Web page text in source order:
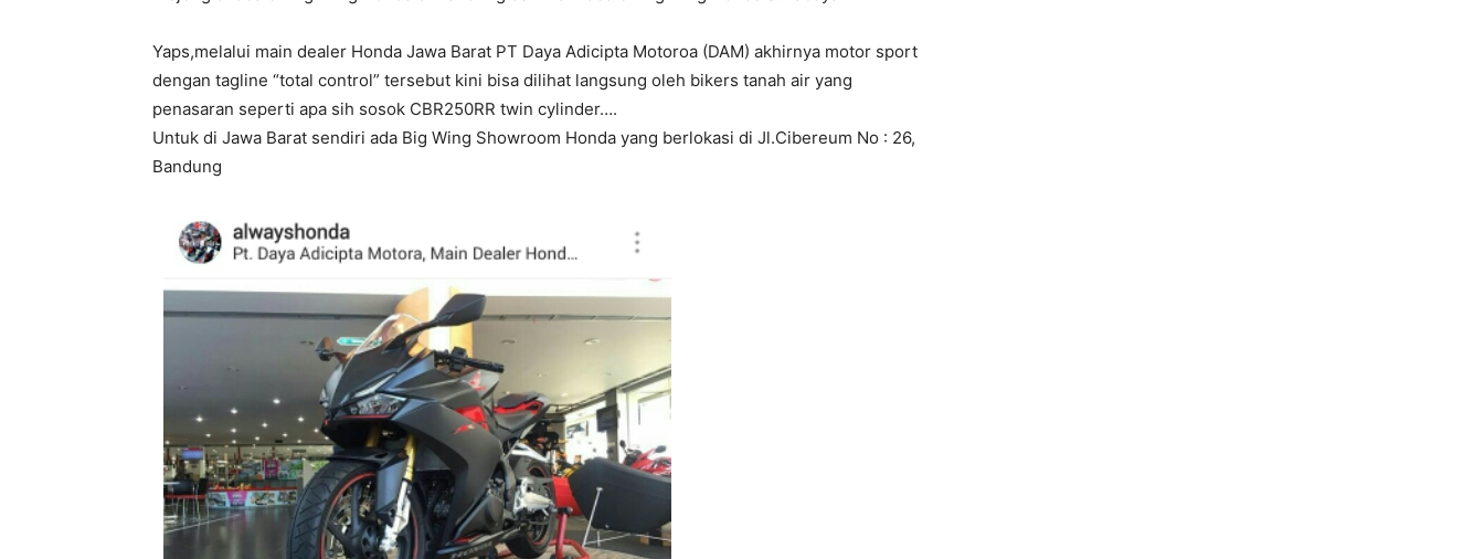
Yaps,melalui main dealer Honda Jawa Barat PT Daya Adicipta Motoroa (DAM) akhirnya motor sport
dengan tagline “total control” tersebut kini bisa dilihat langsung oleh bikers tanah air yang
penasaran seperti apa sih sosok CBR250RR twin cylinder….
Untuk di Jawa Barat sendiri ada Big Wing Showroom Honda yang berlokasi di Jl.Cibereum No : 26,
Bandung